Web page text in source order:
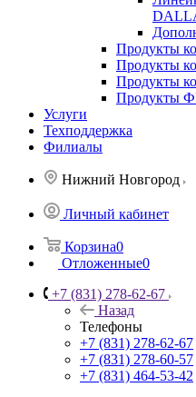
Продукты
Продукты
Продукты
Продукты
Услуги
Техподдержка
Филиалы
Нижний Новгород
Личный кабинет
Корзина0
Отложенные0
+7 (831) 278-62-67
Назад
Телефоны
+7 (831) 278-62-67
+7 (831) 278-60-57
+7 (831) 464-53-42